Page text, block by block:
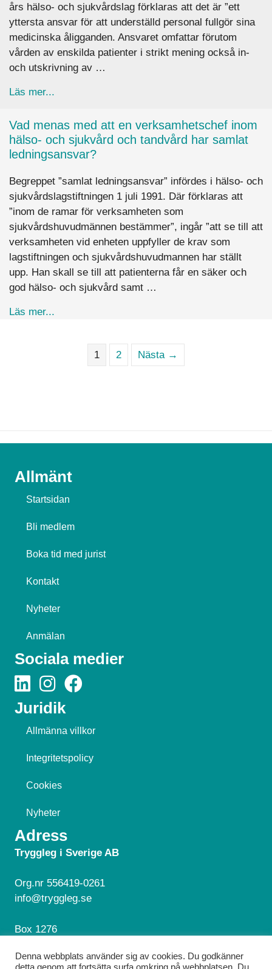
års hälso- och sjukvårdslag förklaras att det är ”ett
yttersta ansvar för att underställd personal fullgör sina
medicinska åligganden. Ansvaret omfattar förutom
vården av enskilda patienter i strikt mening också in-
och utskrivning av …
Läs mer...
Vad menas med att en verksamhetschef inom
hälso- och sjukvård och tandvård har samlat
ledningsansvar?
Begreppet ”samlat ledningsansvar” infördes i hälso- och
sjukvårdslagstiftningen 1 juli 1991. Där förklaras att
”inom de ramar för verksamheten som
sjukvårdshuvudmännen bestämmer”, ingår ”att se till att
verksamheten vid enheten uppfyller de krav som
lagstiftningen och sjukvårdshuvudmannen har ställt
upp. Han skall se till att patienterna får en säker och
god hälso- och sjukvård samt …
Läs mer...
1 2 Nästa →
Allmänt
Startsidan
Bli medlem
Boka tid med jurist
Kontakt
Nyheter
Anmälan
Sociala medier
Juridik
Allmänna villkor
Integritetspolicy
Cookies
Nyheter
Adress
Tryggleg i Sverige AB
Org.nr 556419-0261
info@tryggleg.se
Box 1276
Denna webbplats använder sig av cookies. Du godkänner